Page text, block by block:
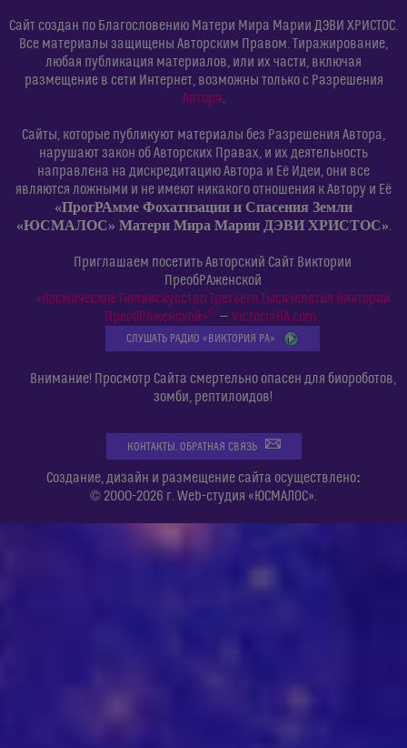
Сайт создан по Благословению Матери Мира Марии ДЭВИ ХРИСТОС.
Все материалы защищены Авторским Правом. Тиражирование,
любая публикация материалов, или их части, включая
размещение в сети Интернет, возможны только с Разрешения
Автора.
Сайты, которые публикуют материалы без Разрешения Автора,
нарушают закон об Авторских Правах, и их деятельность
направлена на дискредитацию Автора и Её Идеи, они все
являются ложными и не имеют никакого отношения к Автору и Её
«ПрогРАмме Фохатизации и Спасения Земли
«ЮСМАЛОС» Матери Мира Марии ДЭВИ ХРИСТОС».
Приглашаем посетить Авторский Сайт Виктории
ПреобРАженской
«Космическое Полиискусство Третьего Тысячелетия Виктории
ПреобРАженской»©— VictoriaRA.com
СЛУШАТЬ РАДИО «ВИКТОРИЯ РА»
Внимание! Просмотр Сайта смертельно опасен для биороботов,
зомби, рептилоидов!
КОНТАКТЫ. ОБРАТНАЯ СВЯЗЬ
Создание, дизайн и размещение сайта осуществлено:
© 2000-2026 г. Web-студия «ЮСМАЛОС».